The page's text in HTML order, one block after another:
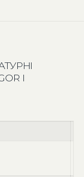
І